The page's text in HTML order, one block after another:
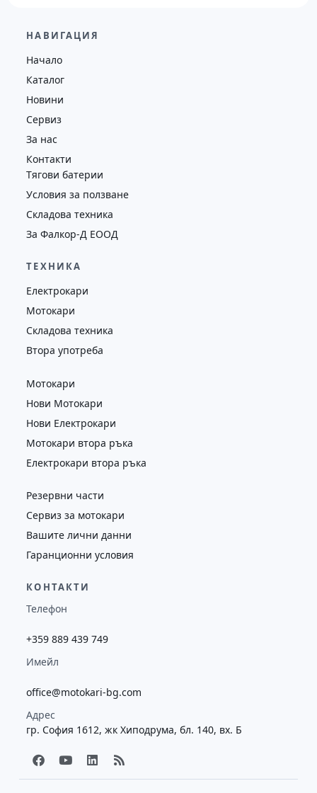
4130
НАВИГАЦИЯ
Начало
Каталог
Новини
Сервиз
За нас
Контакти
Тягови батерии
Условия за ползване
Складова техника
За Фалкор-Д ЕООД
ТЕХНИКА
Електрокари
Мотокари
Складова техника
Втора употреба
Мотокари
Нови Мотокари
Нови Електрокари
Мотокари втора ръка
Електрокари втора ръка
Резервни части
Сервиз за мотокари
Вашите лични данни
Гаранционни условия
КОНТАКТИ
Телефон
+359 889 439 749
Имейл
office@motokari-bg.com
Адрес
гр. София 1612, жк Хиподрума, бл. 140, вх. Б
F
a
c
Y
o
u
L
i
n
R
s
s